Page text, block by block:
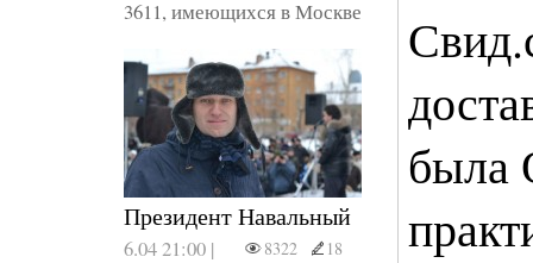
3611, имеющихся в Москве
Президент Навальный
6.04 21:00 | 8322 18